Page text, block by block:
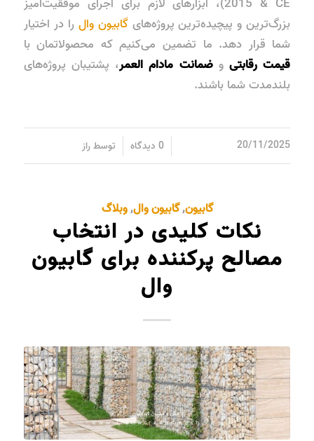
بزرگ‌ترین و پیچیده‌ترین پروژه‌هایگابیون وال را در اختیار
شما قرار دهد. ما تضمین می‌کنیم که محصولاتمان با
قیمت رقابتیوضمانت مادام العمر، پشتیبان پروژه‌های
بلندمدت شما باشند.
20/11/2025 0 دیدگاه توسطراز
گابیون,گابیون وال,وبلاگ
نکات کلیدی در انتخاب
مصالح پرکننده برای گابیون
وال